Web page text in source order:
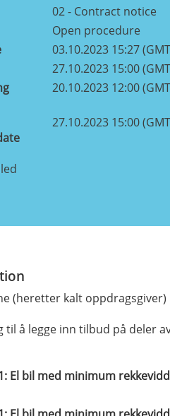
02 - Contract notice
Open procedure
03.10.2023 15:27
27.10.2023 15:00
20.10.2023 12:00
27.10.2023 15:00
(heretter kalt
til å legge inn tilbud på deler
El bil med minimum